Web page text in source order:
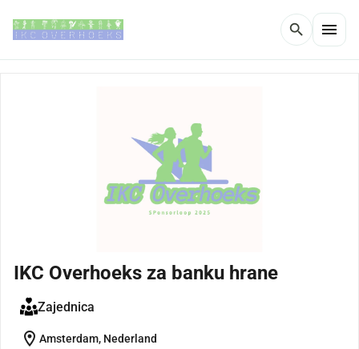
search menu
IKC Overhoeks za banku hrane
Zajednica
location_on Amsterdam, Nederland